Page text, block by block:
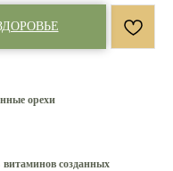
орехи
созданных